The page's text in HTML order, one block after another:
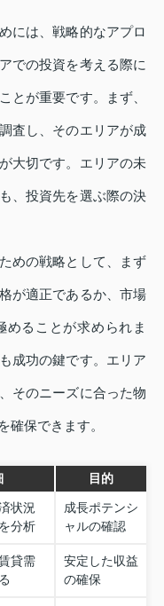
には、戦略的なアプロ
での投資を考える際に
とが重要です。まず、
査し、そのエリアが成
大切です。エリアの未
、投資先を選ぶ際の決
めの戦略として、まず
が適正であるか、市場
ることが求められま
成功の鍵です。エリア
そのニーズに合った物
確保できます。
目的
状況
分析
成長ポテンシ
ャルの確認
貸需
安定した収益
の確保